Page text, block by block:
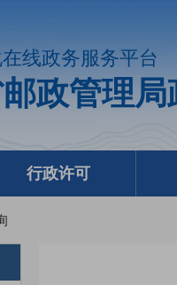
线政务服务平台
政管理
行政许可